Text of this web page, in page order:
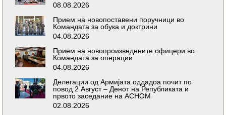
08.08.2026
Прием на новопоставени поручници во
Командата за обука и доктрини
04.08.2026
Прием на новопроизведените офицери во
Командата за операции
04.08.2026
Делегации од Армијата оддадоа почит по
повод 2 Август – Денот на Републиката и
првото заседание на АСНОМ
02.08.2026